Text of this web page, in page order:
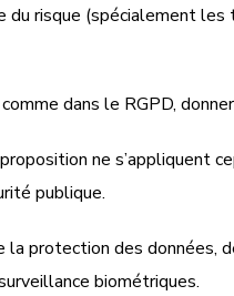
du risque (spécialement
dans le RGPD,
ne s’appliquent
publique.
protection des
biométriques.